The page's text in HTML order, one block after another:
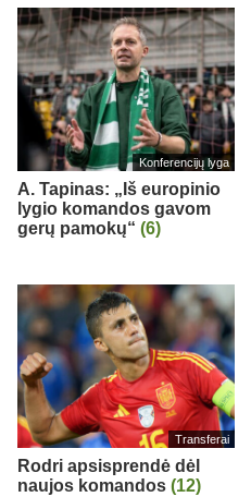
Konferencijų lyga
A. Tapinas: „Iš europinio
lygio komandos gavom
gerų pamokų“ (6)
Transferai
Rodri apsisprendė dėl
naujos komandos (12)